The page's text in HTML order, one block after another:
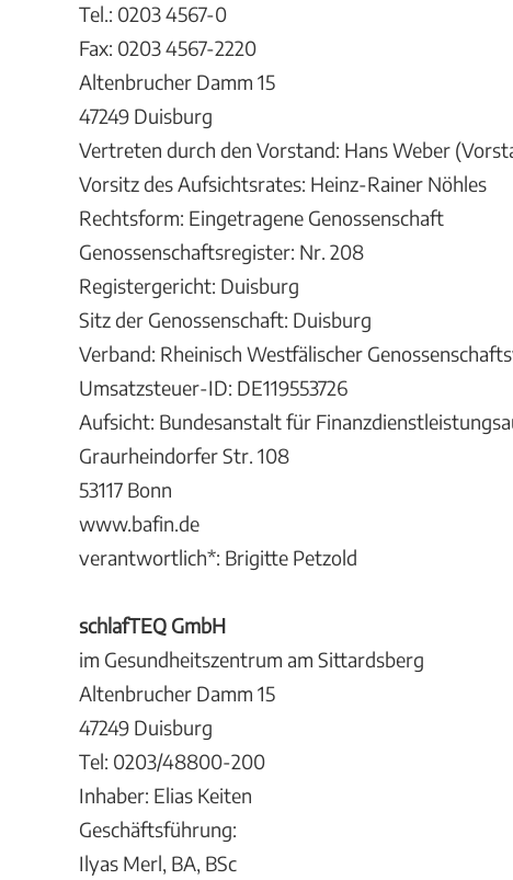
Tel.: 0203 4567-0
Fax: 0203 4567-2220
Altenbrucher Damm 15
47249 Duisburg
Vertreten durch den Vorstand: Hans Weber
Vorsitz des Aufsichtsrates: Heinz-Rainer Nöhles
Rechtsform: Eingetragene Genossenschaft
Genossenschaftsregister: Nr. 208
Registergericht: Duisburg
Sitz der Genossenschaft: Duisburg
Verband: Rheinisch Westfälischer
Umsatzsteuer-ID: DE119553726
Aufsicht: Bundesanstalt für
Graurheindorfer Str. 108
53117 Bonn
www.bafin.de
verantwortlich*: Brigitte Petzold
schlafTEQ GmbH
im Gesundheitszentrum am Sittardsberg
Altenbrucher Damm 15
47249 Duisburg
Tel: 0203/48800-200
Inhaber: Elias Keiten
Geschäftsführung:
Ilyas Merl, BA, BSc